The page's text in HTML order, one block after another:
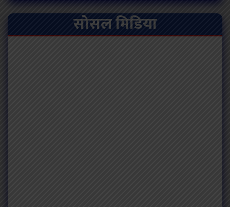
सोसल मिडिया